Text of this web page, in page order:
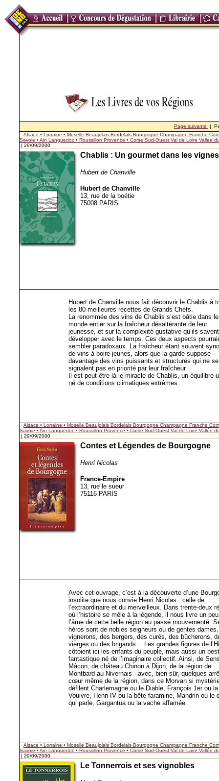
Page suivante
|
Alsace • Lorraine • Moselle Beaujolais Bordelais Bourgogne Champagne Franche
Savoie • Ain Languedoc • Roussillon Provence • Corse Sud-Ouest Val de Loire Vallée
| 29/09/2000
Chablis : Un gourmet dans les vignes
Hubert de Chanville
Hubert de Chanville
13, rue de la boétie
75008 PARIS
Hubert de Chanville nous fait découvrir le Chablis à
les 80 meilleures recettes de Grands Chefs.
La renommée des vins de Chablis s’est bâtie dans le
monde entier sur la fraîcheur désaltérante de leur
jeunesse, et sur la complexité gustative qu’ils savent
développer avec le temps. Ces deux aspects
sembler paradoxaux. La fraîcheur étant souvent
de vins à boire jeunes, alors que la garde suppose
davantage des vins puissants et structurés qui ne se
signalent pas en priorité par leur fraîcheur.
Il est peut-être là le miracle de Chablis, un équilibre
né de conditions climatiques extrêmes.
Alsace • Lorraine • Moselle Beaujolais Bordelais Bourgogne Champagne Franche
Savoie • Ain Languedoc • Roussillon Provence • Corse Sud-Ouest Val de Loire Vallée
| 29/09/2000
Contes et Légendes de Bourgogne
Henri Nicolas
France-Empire
13, rue le sueur
75116 PARIS
Avec cet ouvrage, c’est à la découverte d’une
insolite que nous convie Henri Nicolas : celle de
l’extraordinaire et du merveilleux. Dans trente-deux
où l’histoire se mêle à la légende, il nous livre un
l’âme de cette belle région au passé mouvementé.
héros sont de nobles seigneurs ou de gentes
vignerons, des bergers, des curés, des bûcherons,
vierges ou des brigands… Les grandes figures de
côtoient ici les enfants du peuple, mais aussi un
fantastique né de l’imaginaire collectif. Ainsi, de
Mâcon, de château Chinon à Dijon, de la région de
Montbard au Nivernais - avec, bien sûr, quelques
cœur même de la région, dans ce Morvan si
défilent Charlemagne ou le Diable, François 1er ou la
Vouivre, Henri IV ou la bête faramine, Mandrin ou le
qui parle, Gargantua ou la vache affamée.
Alsace • Lorraine • Moselle Beaujolais Bordelais Bourgogne Champagne Franche
Savoie • Ain Languedoc • Roussillon Provence • Corse Sud-Ouest Val de Loire Vallée
| 29/09/2000
Le Tonnerrois et ses vignobles